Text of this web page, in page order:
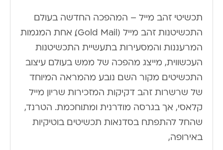
תכשיטי זהב מייל – המהפכה החדשה בעולם
התכשיטנות זהב מייל (Gold Mail), אחת המגמות
המרעננות והמסעירות בתעשיית התכשיטנות
העכשווית, מייצג מהפכה של ממש בעולם עיצוב
התכשיטים. מקור השם נובע מהמראה המיוחד
של שרשרות זהב דקיקות המזכירות שריון מייל
קלאסי, אך בגרסה מודרנית ומתוחכמת. הטרנד,
שהחל להתפתח בסדנאות תכשיטים בוטיקיות
באירופה,